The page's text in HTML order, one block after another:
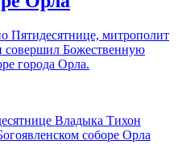
митрополит
совершил Божественную
города Орла.